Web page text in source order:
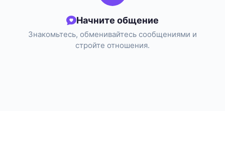
Начните общение
Знакомьтесь, обменивайтесь сообщениями и
стройте отношения.